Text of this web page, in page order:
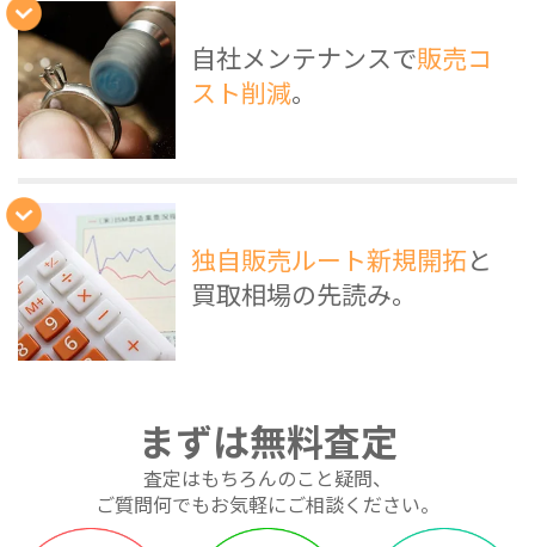
自社メンテナンスで販売コ
スト削減。
独自販売ルート新規開拓と
買取相場の先読み。
まずは無料査定
査定はもちろんのこと疑問、
ご質問何でもお気軽にご相談ください。